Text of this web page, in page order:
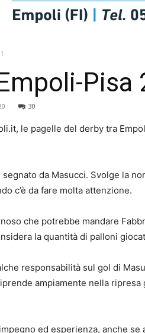
Pisa
30
le pagelle del derby tra
da Masucci. Svolge la
c’è da fare molta attenzione.
che potrebbe mandare
la quantità di palloni
responsabilità sul gol di
ampiamente nella
ed esperienza, anche se